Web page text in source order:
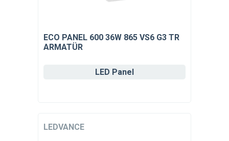
ECO PANEL 600 36W 865 VS6 G3 TR
ARMATÜR
LED Panel
LEDVANCE